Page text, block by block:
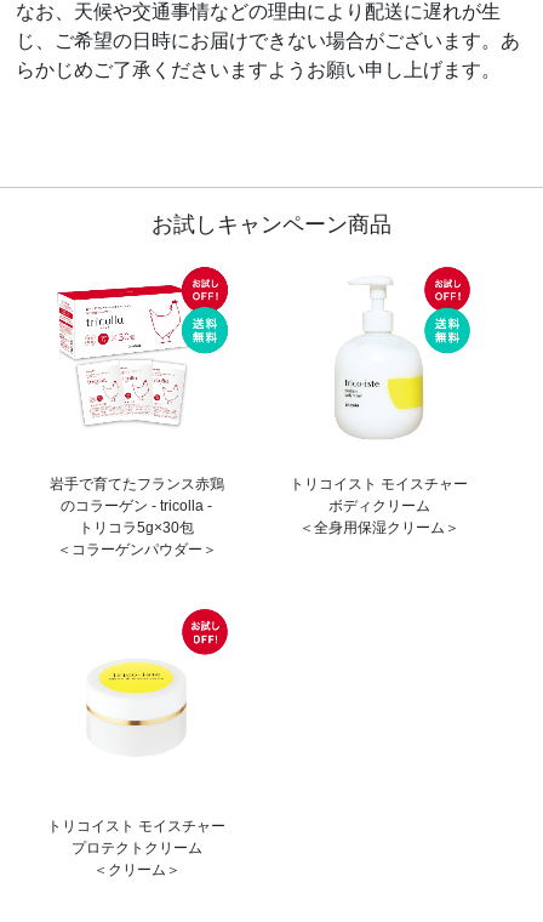
なお、天候や交通事情などの理由により配送に遅れが生
じ、ご希望の日時にお届けできない場合がございます。あ
らかじめご了承くださいますようお願い申し上げます。
お試しキャンペーン商品
岩手で育てたフランス赤鶏
のコラーゲン - tricolla -
トリコラ5g×30包
＜コラーゲンパウダー＞
トリコイスト モイスチャー
プロテクトクリーム
＜クリーム＞
トリコイスト モイスチャー
ボディクリーム
＜全身用保湿クリーム＞